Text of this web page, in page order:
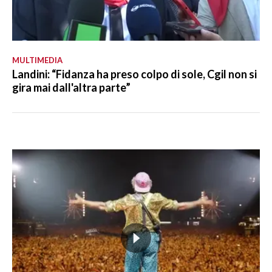
MULTIMEDIA
Landini: “Fidanza ha preso colpo di sole, Cgil non si
gira mai dall'altra parte”